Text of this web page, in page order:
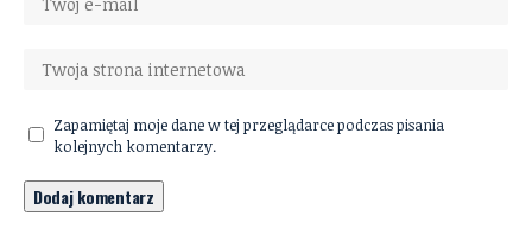
Zapamiętaj moje dane w tej przeglądarce podczas pisania
kolejnych komentarzy.